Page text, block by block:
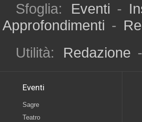
Sfoglia: Eventi -
Approfondimenti -
Utilità:
Redazione -
Eventi
Sagre
Teatro